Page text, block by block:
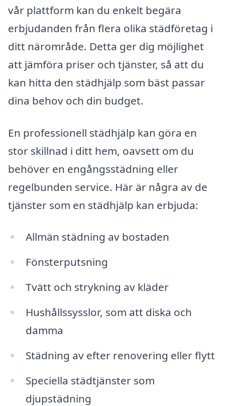
vår plattform kan du enkelt begära
erbjudanden från flera olika städföretag i
ditt närområde. Detta ger dig möjlighet
att jämföra priser och tjänster, så att du
kan hitta den städhjälp som bäst passar
dina behov och din budget.
En professionell städhjälp kan göra en
stor skillnad i ditt hem, oavsett om du
behöver en engångsstädning eller
regelbunden service. Här är några av de
tjänster som en städhjälp kan erbjuda:
Allmän städning av bostaden
Fönsterputsning
Tvätt och strykning av kläder
Hushållssysslor, som att diska och
damma
Städning av efter renovering eller flytt
Speciella städtjänster som
djupstädning